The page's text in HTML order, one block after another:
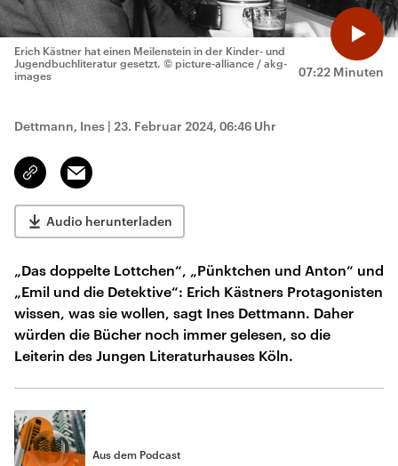
07:22 Minuten
Erich Kästner hat einen Meilenstein in der Kinder- und
Jugendbuchliteratur gesetzt. © picture-alliance / akg-
images
Dettmann, Ines | 23. Februar 2024, 06:46 Uhr
Link
kopieren/teilen
Email
Audio herunterladen
„Das doppelte Lottchen“, „Pünktchen und Anton“ und
„Emil und die Detektive“: Erich Kästners Protagonisten
wissen, was sie wollen, sagt Ines Dettmann. Daher
würden die Bücher noch immer gelesen, so die
Leiterin des Jungen Literaturhauses Köln.
Aus dem Podcast